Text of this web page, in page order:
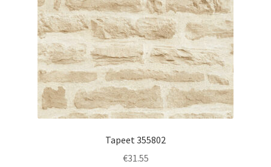
Tapeet 355802
€31.55